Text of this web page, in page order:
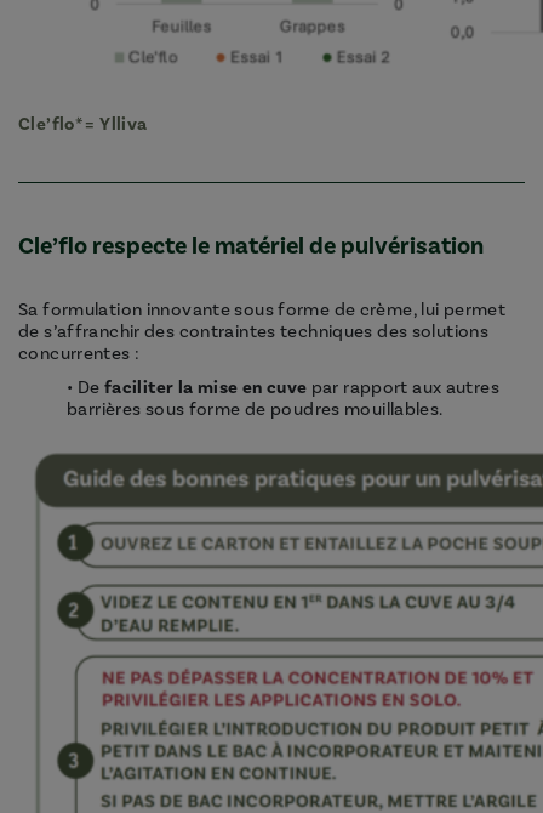
Cle’flo*=Ylliva
Cle’flo respecte le matériel de pulvérisation
Sa formulation innovante sous forme de crème, lui permet
de s’affranchir des contraintes techniques des solutions
concurrentes :
• De faciliter la mise en cuve par rapport aux autres
barrières sous forme de poudres mouillables.